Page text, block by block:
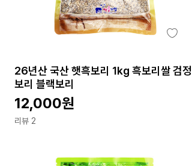
26년산 국산 햇흑보리 1kg 흑보리쌀 검정
보리 블랙보리
12,000원
리뷰 2